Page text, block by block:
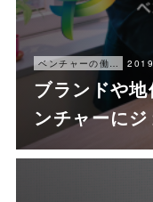
ベンチャーの働き方
ブランドや
ンチャーに